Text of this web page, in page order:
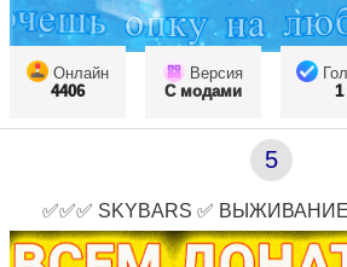
Онлайн
4406
Версия
С модами
1
5
✅✅✅ SKYBARS ✅